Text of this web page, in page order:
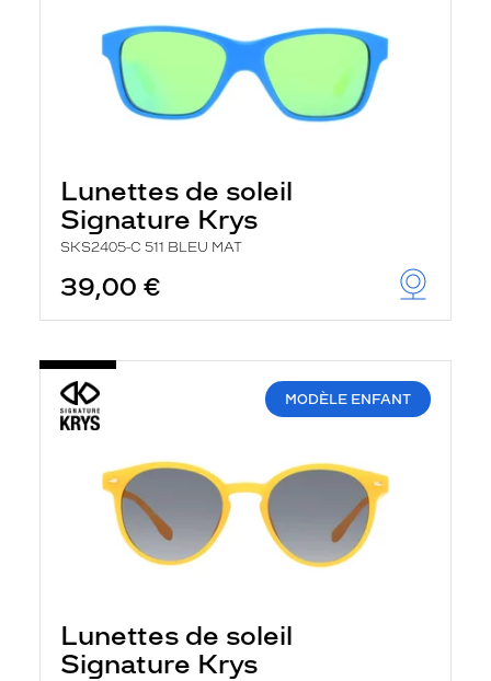
Lunettes de soleil
Signature Krys
SKS2405-C 511 BLEU MAT
39,00 €
MODÈLE ENFANT
Lunettes de soleil
Signature Krys